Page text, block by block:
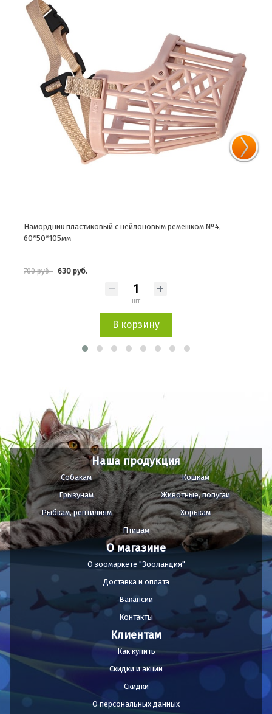
Намордник пластиковый с нейлоновым ремешком №4,
60*50*105мм
700 руб. 630 руб.
шт
В корзину
Наша продукция
Собакам
Кошкам
Грызунам
Животные, попугаи
Рыбкам, рептилиям
Хорькам
Птицам
О магазине
О зоомаркете "Зооландия"
Доставка и оплата
Вакансии
Контакты
Клиентам
Как купить
Скидки и акции
Скидки
О персональных данных